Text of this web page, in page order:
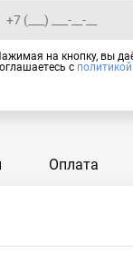
на кнопку, вы
с
Оплата